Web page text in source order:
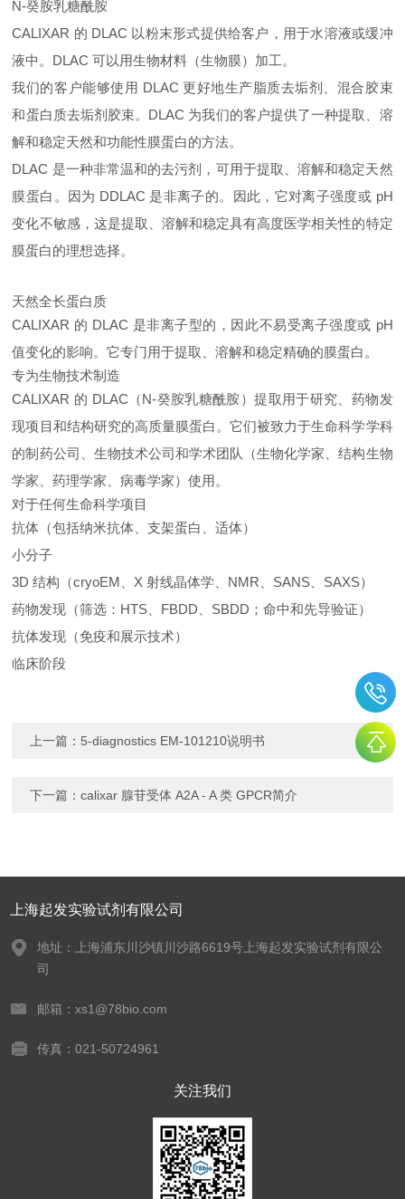
N-癸胺乳糖酰胺
CALIXAR 的 DLAC 以粉末形式提供给客户，用于水溶液或缓冲
液中。DLAC 可以用生物材料（生物膜）加工。
我们的客户能够使用 DLAC 更好地生产脂质去垢剂、混合胶束
和蛋白质去垢剂胶束。DLAC 为我们的客户提供了一种提取、溶
解和稳定天然和功能性膜蛋白的方法。
DLAC 是一种非常温和的去污剂，可用于提取、溶解和稳定天然
膜蛋白。因为 DDLAC 是非离子的。因此，它对离子强度或 pH
变化不敏感，这是提取、溶解和稳定具有高度医学相关性的特定
膜蛋白的理想选择。
天然全长蛋白质
CALIXAR 的 DLAC 是非离子型的，因此不易受离子强度或 pH
值变化的影响。它专门用于提取、溶解和稳定精确的膜蛋白。
专为生物技术制造
CALIXAR 的 DLAC（N-癸胺乳糖酰胺）提取用于研究、药物发
现项目和结构研究的高质量膜蛋白。它们被致力于生命科学学科
的制药公司、生物技术公司和学术团队（生物化学家、结构生物
学家、药理学家、病毒学家）使用。
对于任何生命科学项目
抗体（包括纳米抗体、支架蛋白、适体）
小分子
3D 结构（cryoEM、X 射线晶体学、NMR、SANS、SAXS）
药物发现（筛选：HTS、FBDD、SBDD；命中和先导验证）
抗体发现（免疫和展示技术）
临床阶段
上一篇： 5-diagnostics EM-101210说明书
下一篇：calixar 腺苷受体 A2A - A 类 GPCR简介
上海起发实验试剂有限公司
地址：上海浦东川沙镇川沙路6619号上海起发实验试剂有限公
司
邮箱：xs1@78bio.com
传真：021-50724961
关注我们